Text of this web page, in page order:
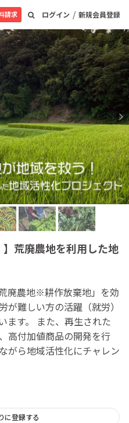
ログイン / 新規会員登録
請求
】荒廃農地を利用した地
廃農地※耕作放棄地」を効
難しい方の活躍（就労）
ます。 また、再生された
高付加値商品の開発を行
がら地域活性化にチャレン
に登録する